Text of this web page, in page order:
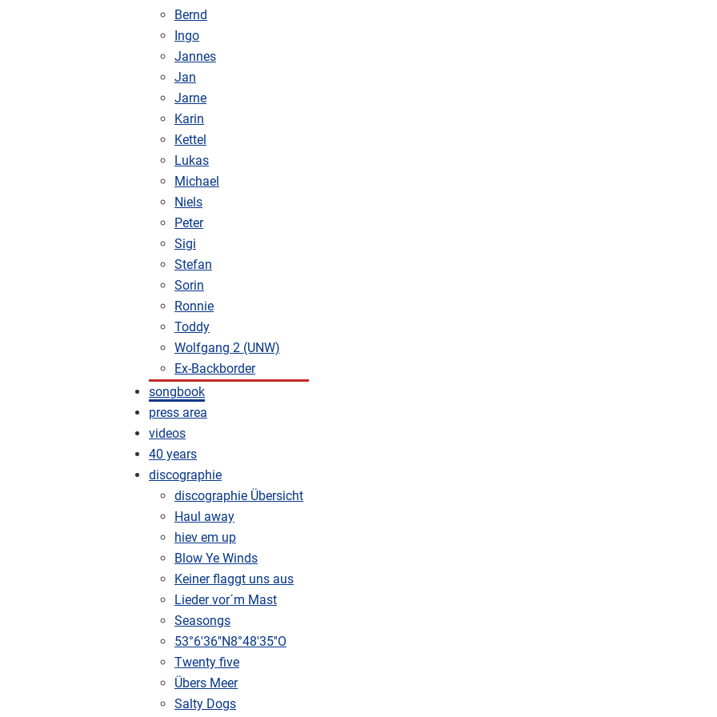
Bernd
Ingo
Jannes
Jan
Jarne
Karin
Kettel
Lukas
Michael
Niels
Peter
Sigi
Stefan
Sorin
Ronnie
Toddy
Wolfgang 2 (UNW)
Ex-Backborder
songbook
press area
videos
40 years
discographie
discographie Übersicht
Haul away
hiev em up
Blow Ye Winds
Keiner flaggt uns aus
Lieder vor´m Mast
Seasongs
53°6'36''N8°48'35''O
Twenty five
Übers Meer
Salty Dogs